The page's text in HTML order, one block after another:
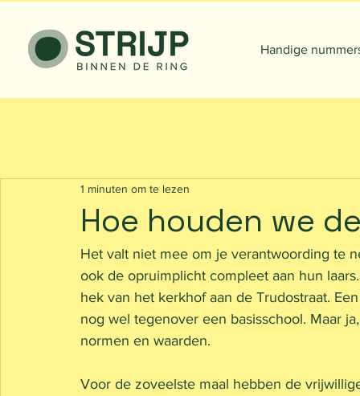
Handige
Hoe houden we
1 minuten om te lezen
Het valt niet mee om je verantwoording te
ook de opruimplicht compleet aan hun
hek van het kerkhof aan de Trudostraat.
nog wel tegenover een basisschool. Maar
normen en waarden.
Voor de zoveelste maal hebben de